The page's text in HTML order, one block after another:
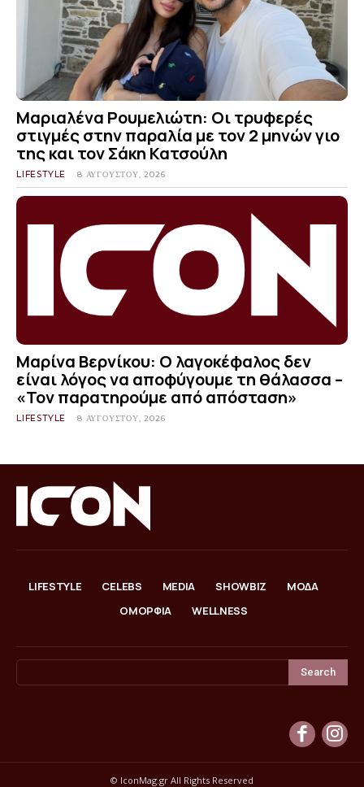
Μαριαλένα Ρουμελιώτη: Οι τρυφερές
στιγμές στην παραλία με τον 2 μηνών γιο
της και τον Σάκη Κατσούλη
LIFESTYLE 8 ΑΥΓΟΎΣΤΟΥ, 2026
Μαρίνα Βερνίκου: Ο λαγοκέφαλος δεν
είναι λόγος να αποφύγουμε τη θάλασσα –
«Τον παρατηρούμε από απόσταση»
LIFESTYLE 8 ΑΥΓΟΎΣΤΟΥ, 2026
LIFESTYLE CELEBS MEDIA SHOWBIZ
ΜΟΔΑ
ΟΜΟΡΦΙΑ
WELLNESS
Search
© IconMag.gr All Rights Reserved